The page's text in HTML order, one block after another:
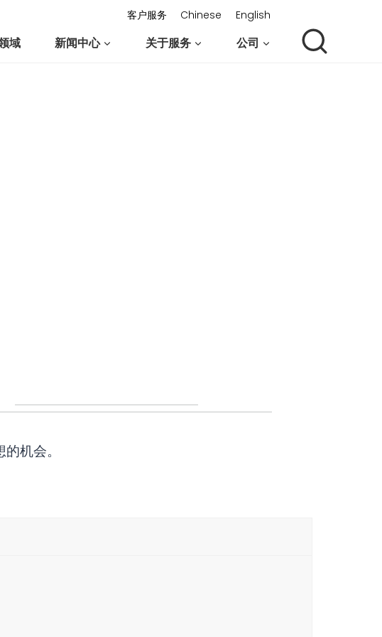
客户服务 Chinese English
域 新闻中心 关于服务 公司
机会。